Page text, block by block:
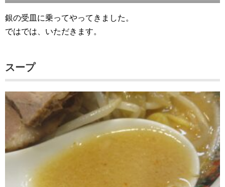
銀の受皿に乗ってやってきました。
ではでは、いただきます。
スープ